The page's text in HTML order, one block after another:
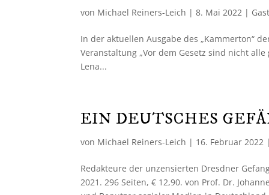
von Michael Reiners-Leich |8. Mai 2022 |
In der aktuellen Ausgabe des „Kammerton“
Veranstaltung „Vor dem Gesetz sind nicht
Lena...
EIN DEUTSCHES
von Michael Reiners-Leich | 16. Februar 2022 |
Redakteure der unzensierten Dresdner
2021. 296 Seiten, € 12,90. von Prof. Dr.